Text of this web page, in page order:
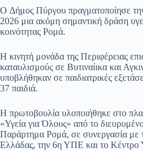
O Δήμος Πύργου πραγματοποίησε
2026 μια ακόμη σημαντική δράση
κοινότητας Ρομά.
Η κινητή μονάδα της Περιφέρειας
καταυλισμούς σε Βυτιναίικα και
υποβλήθηκαν σε παιδιατρικές
37 παιδιά.
Η πρωτοβουλία υλοποιήθηκε στο
«Υγεία για Όλους» από το
Παράρτημα Ρομά, σε συνεργασία με
Ελλάδας, την 6η ΥΠΕ και το Κέντρο